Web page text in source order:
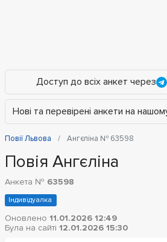
Доступ до всіх анкет через
Нові та перевірені анкети на
Повії Львова Ангєліна № 63598
Повія Ангєліна
Анкета № 63598
Індивідуалка
Оновлено 11.01.2026 12:49
Була на сайті 12.01.2026 15:30